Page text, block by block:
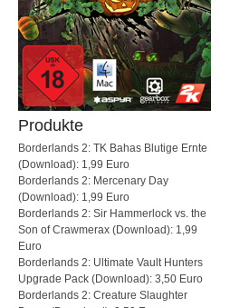
Produkte
Borderlands 2: TK Bahas Blutige Ernte
(Download): 1,99 Euro
Borderlands 2: Mercenary Day
(Download): 1,99 Euro
Borderlands 2: Sir Hammerlock vs. the
Son of Crawmerax (Download): 1,99
Euro
Borderlands 2: Ultimate Vault Hunters
Upgrade Pack (Download): 3,50 Euro
Borderlands 2: Creature Slaughter